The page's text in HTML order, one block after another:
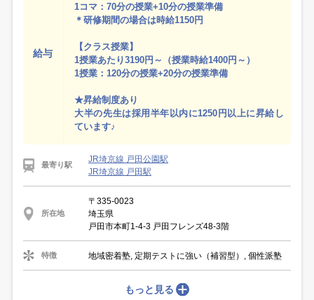
給与
1コマ：70分の授業+10分の授業準備
＊研修期間の場合は時給1150円
【クラス授業】
1授業あたり3190円～（授業時給1400円～）
1授業：120分の授業+20分の授業準備
★昇給制度あり
大半の先生は採用半年以内に1250円以上に昇給し
ています♪
最寄り駅
JR埼京線 戸田公園駅
JR埼京線 戸田駅
所在地
〒335-0023
埼玉県
戸田市本町1-4-3 戸田フレンズ48-3階
特徴 地域密着塾, 定期テストに強い（補習型）, 個性派塾
もっと見る